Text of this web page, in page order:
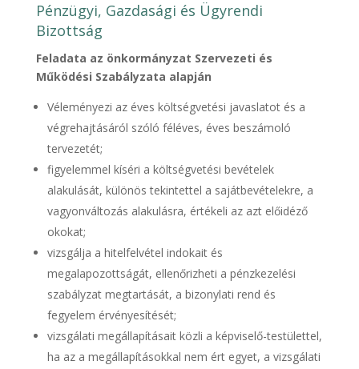
Pénzügyi, Gazdasági és Ügyrendi
Bizottság
Feladata az önkormányzat Szervezeti és
Működési Szabályzata alapján
Véleményezi az éves költségvetési javaslatot és a
végrehajtásáról szóló féléves, éves beszámoló
tervezetét;
figyelemmel kíséri a költségvetési bevételek
alakulását, különös tekintettel a sajátbevételekre, a
vagyonváltozás alakulásra, értékeli az azt előidéző
okokat;
vizsgálja a hitelfelvétel indokait és
megalapozottságát, ellenőrizheti a pénzkezelési
szabályzat megtartását, a bizonylati rend és
fegyelem érvényesítését;
vizsgálati megállapításait közli a képviselő-testülettel,
ha az a megállapításokkal nem ért egyet, a vizsgálati